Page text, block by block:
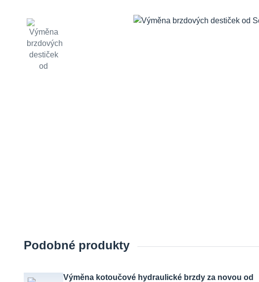
Podobné produkty
Výměna kotoučové hydraulické brzdy za novou od